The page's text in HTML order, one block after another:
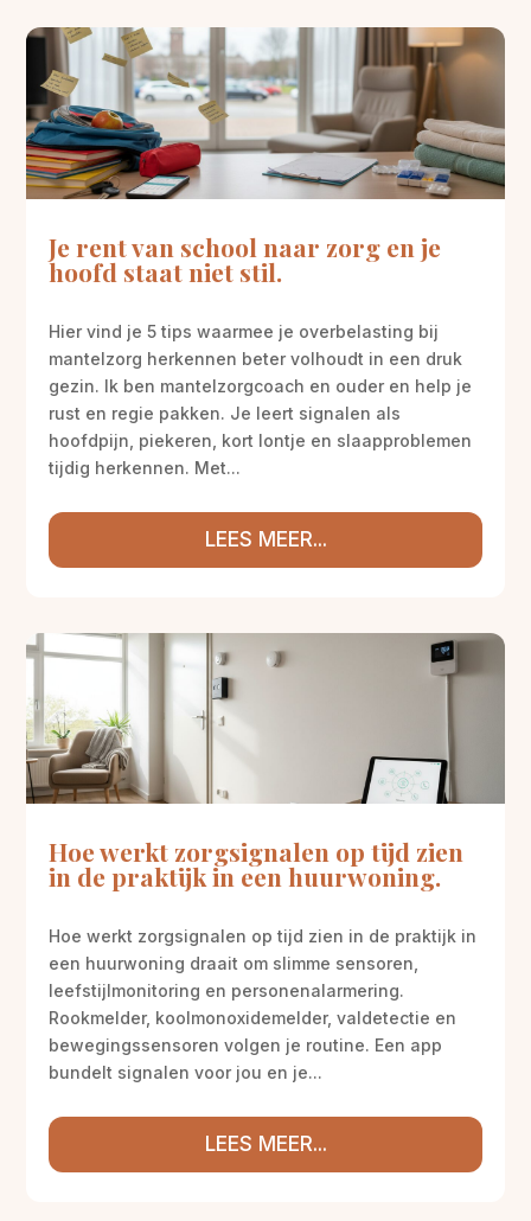
Je rent van school naar zorg en je
hoofd staat niet stil.
Hier vind je 5 tips waarmee je overbelasting bij
mantelzorg herkennen beter volhoudt in een druk
gezin. Ik ben mantelzorgcoach en ouder en help je
rust en regie pakken. Je leert signalen als
hoofdpijn, piekeren, kort lontje en slaapproblemen
tijdig herkennen. Met...
LEES MEER...
Hoe werkt zorgsignalen op tijd zien
in de praktijk in een huurwoning.
Hoe werkt zorgsignalen op tijd zien in de praktijk in
een huurwoning draait om slimme sensoren,
leefstijlmonitoring en personenalarmering.
Rookmelder, koolmonoxidemelder, valdetectie en
bewegingssensoren volgen je routine. Een app
bundelt signalen voor jou en je...
LEES MEER...